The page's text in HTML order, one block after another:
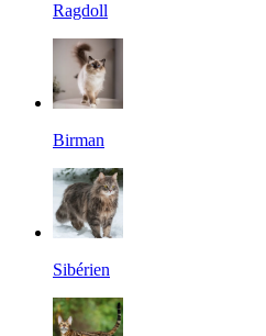
Ragdoll
Birman
Sibérien